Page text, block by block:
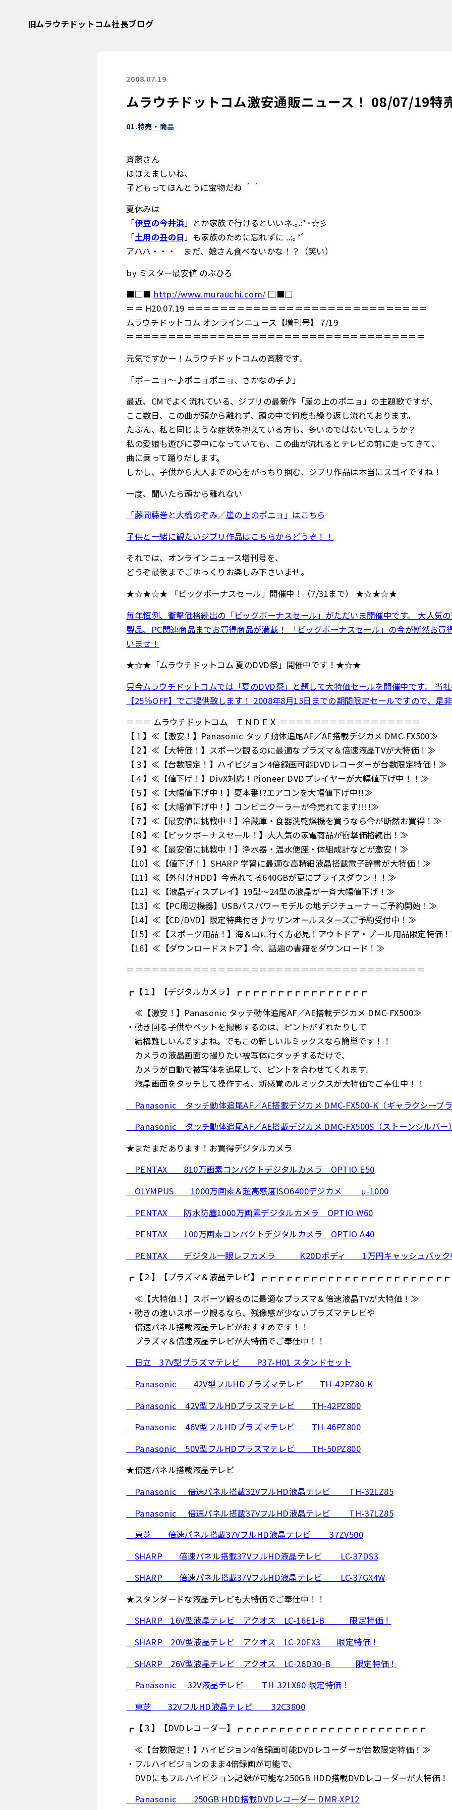
旧ムラウチドットコム社長ブログ
2008.07.19
ムラウチドットコム激安通販ニュース！ 08/07/19特
01.特売・商品
斉藤さん
ほほえましいね、
子どもってほんとうに宝物だね ＾＾
夏休みは
「伊豆の今井浜」とか家族で行けるといいネ.｡.:*･☆彡
「土用の丑の日」も家族のために忘れずに ..:｡*ﾟ
アハハ・・・ まだ、娘さん食べないかな！？（笑い）
by ミスター最安値 のぶひろ
■□■ http://www.murauchi.com/ □■□
＝＝ H20.07.19 ＝＝＝＝＝＝＝＝＝＝＝＝＝＝＝＝＝＝＝＝＝＝＝＝＝＝＝＝＝
ムラウチドットコム オンラインニュース【増刊号】 7/19
＝＝＝＝＝＝＝＝＝＝＝＝＝＝＝＝＝＝＝＝＝＝＝＝＝＝＝＝＝＝＝＝＝＝＝＝
元気ですかー！ムラウチドットコムの斉藤です。
「ポーニョ～♪ポニョポニョ、さかなの子♪」
最近、CMでよく流れている、ジブリの最新作「崖の上のポニョ」の主題歌ですが、
ここ数日、この曲が頭から離れず、頭の中で何度も繰り返し流れております。
たぶん、私と同じような症状を抱えている方も、多いのではないでしょうか？
私の愛娘も遊びに夢中になっていても、この曲が流れるとテレビの前に走ってきて、
曲に乗って踊りだします。
しかし、子供から大人までの心をがっちり掴む、ジブリ作品は本当にスゴイですね！
一度、聞いたら頭から離れない
「藤岡藤巻と大橋のぞみ／崖の上のポニョ」はこちら
子供と一緒に観たいジブリ作品はこちらからどうぞ！！
それでは、オンラインニュース増刊号を、
どうぞ最後までごゆっくりお楽しみ下さいませ。
★☆★☆★ 「ビッグボーナスセール」開催中！（7/31まで） ★☆★☆★
毎年恒例、衝撃価格続出の「ビッグボーナスセール」がただいま開催中です。 大人気
製品、PC関連商品までお買得商品が満載！ 「ビッグボーナスセール」の今が断然お買
いませ！
★☆★「ムラウチドットコム 夏のDVD祭」開催中です！★☆★
只今ムラウチドットコムでは「夏のDVD祭」と題して大特価セールを開催中です。 当
【25％OFF】でご提供致します！ 2008年8月15日までの期間限定セールですので、是
＝＝＝ ムラウチドットコム ＩＮＤＥＸ ＝＝＝＝＝＝＝＝＝＝＝＝＝＝＝＝＝
【１】≪【激安！】Panasonic タッチ動体追尾AF／AE搭載デジカメ DMC-FX500≫
【２】≪【大特価！】スポーツ観るのに最適なプラズマ＆倍速液晶TVが大特価！≫
【３】≪【台数限定！】ハイビジョン4倍録画可能DVDレコーダーが台数限定特価！≫
【４】≪【値下げ！】DivX対応！Pioneer DVDプレイヤーが大幅値下げ中！！≫
【５】≪【大幅値下げ中！】夏本番!?エアコンを大幅値下げ中!!≫
【６】≪【大幅値下げ中！】コンビニクーラーが今売れてます!!!!≫
【７】≪【最安値に挑戦中！】冷蔵庫・食器洗乾燥機を買うなら今が断然お買得！≫
【８】≪【ビックボーナスセール！】大人気の家電商品が衝撃価格続出！≫
【９】≪【最安値に挑戦中！】浄水器・温水便座・体組成計などが激安！≫
【10】≪【値下げ！】SHARP 学習に最適な高精細液晶搭載電子辞書が大特価！≫
【11】≪【外付けHDD】今売れてる640GBが更にプライスダウン！！≫
【12】≪【液晶ディスプレイ】19型～24型の液晶が一斉大幅値下げ！≫
【13】≪【PC周辺機器】USBバスパワーモデルの地デジチューナーご予約開始！≫
【14】≪【CD/DVD】限定特典付き♪サザンオールスターズご予約受付中！≫
【15】≪【スポーツ用品！】海＆山に行く方必見！アウトドア・プール用品限定特価
【16】≪【ダウンロードストア】今、話題の書籍をダウンロード！≫
＝＝＝＝＝＝＝＝＝＝＝＝＝＝＝＝＝＝＝＝＝＝＝＝＝＝＝＝＝＝＝＝＝＝＝＝
┏【１】【デジタルカメラ】┏┏┏┏┏┏┏┏┏┏┏┏┏┏┏┏
≪【激安！】Panasonic タッチ動体追尾AF／AE搭載デジカメ DMC-FX500≫
・動き回る子供やペットを撮影するのは、ピントがずれたりして
結構難しいんですよね。でもこの新しいルミックスなら簡単です！！
カメラの液晶画面の撮りたい被写体にタッチするだけで、
カメラが自動で被写体を追尾して、ピントを合わせてくれます。
液晶画面をタッチして操作する、新感覚のルミックスが大特価でご奉仕中！！
Panasonic タッチ動体追尾AF／AE搭載デジカメ DMC-FX500-K（ギャラクシーブ
Panasonic タッチ動体追尾AF／AE搭載デジカメ DMC-FX500S（ストーンシルバー
★まだまだあります！お買得デジタルカメラ
PENTAX 810万画素コンパクトデジタルカメラ OPTIO E50
OLYMPUS 1000万画素＆超高感度ISO6400デジカメ μ-1000
PENTAX 防水防塵1000万画素デジタルカメラ OPTIO W60
PENTAX 100万画素コンパクトデジタルカメラ OPTIO A40
PENTAX デジタル一眼レフカメラ K20Dボディ 1万円キャッシュバック
┏【２】【プラズマ＆液晶テレビ】
≪【大特価！】スポーツ観るのに最適なプラズマ＆倍速液晶TVが大特価！≫
・動きの速いスポーツ観るなら、残像感が少ないプラズマテレビや
倍速パネル搭載液晶テレビがおすすめです！！
プラズマ＆倍速液晶テレビが大特価でご奉仕中！！
日立 37V型プラズマテレビ P37-H01 スタンドセット
Panasonic 42V型フルHDプラズマテレビ TH-42PZ80-K
Panasonic 42V型フルHDプラズマテレビ TH-42PZ800
Panasonic 46V型フルHDプラズマテレビ TH-46PZ800
Panasonic 50V型フルHDプラズマテレビ TH-50PZ800
★倍速パネル搭載液晶テレビ
Panasonic 倍速パネル搭載32VフルHD液晶テレビ TH-32LZ85
Panasonic 倍速パネル搭載37VフルHD液晶テレビ TH-37LZ85
東芝 倍速パネル搭載37VフルHD液晶テレビ 37ZV500
SHARP 倍速パネル搭載37VフルHD液晶テレビ LC-37DS3
SHARP 倍速パネル搭載37VフルHD液晶テレビ LC-37GX4W
★スタンダードな液晶テレビも大特価でご奉仕中！！
SHARP 16V型液晶テレビ アクオス LC-16E1-B 限定特価！
SHARP 20V型液晶テレビ アクオス LC-20EX3 限定特価！
SHARP 26V型液晶テレビ アクオス LC-26D30-B 限定特価！
Panasonic 32V液晶テレビ TH-32LX80 限定特価！
東芝 32VフルHD液晶テレビ 32C3800
┏【３】【DVDレコーダー】┏┏┏┏┏┏┏┏┏┏┏┏┏┏┏┏┏┏┏┏┏┏┏
≪【台数限定！】ハイビジョン4倍録画可能DVDレコーダーが台数限定特価！≫
・フルハイビジョンのまま4倍録画が可能で、
DVDにもフルハイビジョン記録が可能な250GB HDD搭載DVDレコーダーが大特価
Panasonic 250GB HDD搭載DVDレコーダー DMR-XP12